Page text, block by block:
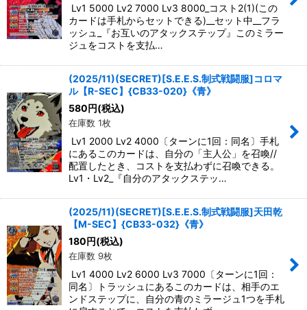
Lv1 5000 Lv2 7000 Lv3 8000_コスト2(1)(この
カードは手札からセットできる)__セット中__フラ
ッシュ_『お互いのアタックステップ』このミラー
ジュをコストを支払…
(2025/11)(SECRET)[S.E.E.S.制式戦闘服]コロマ
ル【R-SEC】{CB33-020}《青》
580 円(税込)
在庫数 1枚
Lv1 2000 Lv2 4000〔ターンに1回：同名〕手札
にあるこのカードは、自分の「主人公」を召喚//
配置したとき、コストを支払わずに召喚できる。
Lv1・Lv2_『自分のアタックステッ…
(2025/11)(SECRET)[S.E.E.S.制式戦闘服]天田乾
【M-SEC】{CB33-032}《青》
180 円(税込)
在庫数 9枚
Lv1 4000 Lv2 6000 Lv3 7000〔ターンに1回：
同名〕トラッシュにあるこのカードは、相手のエ
ンドステップに、自分の青のミラージュ1つを手札